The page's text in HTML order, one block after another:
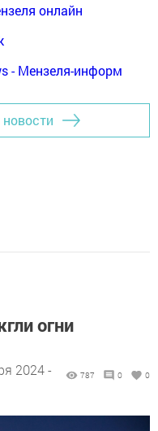
онлайн
- Мензеля-информ
огни
2024 -
787 0 0